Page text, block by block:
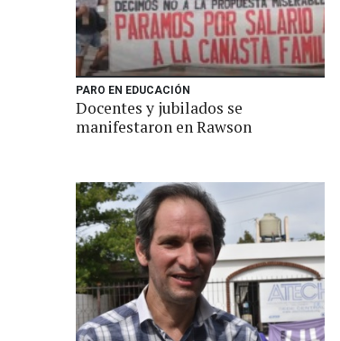
PARO EN EDUCACIÓN
Docentes y jubilados se
manifestaron en Rawson